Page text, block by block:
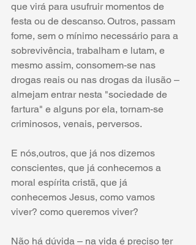
que virá para usufruir momentos de
festa ou de descanso. Outros, passam
fome, sem o mínimo necessário para a
sobrevivência, trabalham e lutam, e
mesmo assim, consomem-se nas
drogas reais ou nas drogas da ilusão –
almejam entrar nesta "sociedade de
fartura" e alguns por ela, tornam-se
criminosos, venais, perversos.
E nós,outros, que já nos dizemos
conscientes, que já conhecemos a
moral espírita cristã, que já
conhecemos Jesus, como vamos
viver? como queremos viver?
Não há dúvida – na vida é preciso ter